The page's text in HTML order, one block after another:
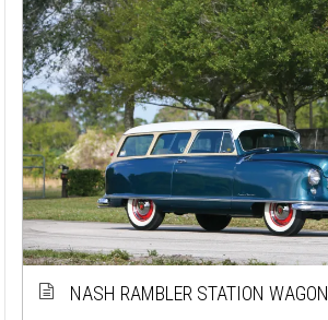
NASH RAMBLER STATION WAGON